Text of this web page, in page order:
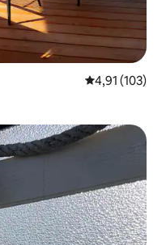
4,91 av 5 i
4,91 (103)